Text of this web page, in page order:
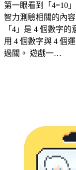
第一眼看到「4=10
智力測驗相關的內
「4」是 4 個數字
用 4 個數字與 4 個
過關。 遊戲一…